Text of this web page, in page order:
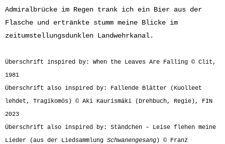
Admiralbrücke im Regen trank ich ein Bier aus der
Flasche und ertränkte stumm meine Blicke im
zeitumstellungsdunklen Landwehrkanal.
Überschrift inspired by: When the Leaves Are Falling © Clit,
1981
Überschrift also inspired by: Fallende Blätter (Kuolleet
lehdet, Tragikomös) © Aki Kaurismäki (Drehbuch, Regie), FIN
2023
Überschrift also inspired by: Ständchen – Leise flehen meine
Lieder (aus der Liedsammlung Schwanengesang ) © Franz